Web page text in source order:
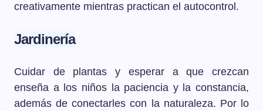
creativamente mientras practican el autocontrol.
Jardinería
Cuidar de plantas y esperar a que crezcan
enseña a los niños la paciencia y la constancia,
además de conectarles con la naturaleza. Por lo